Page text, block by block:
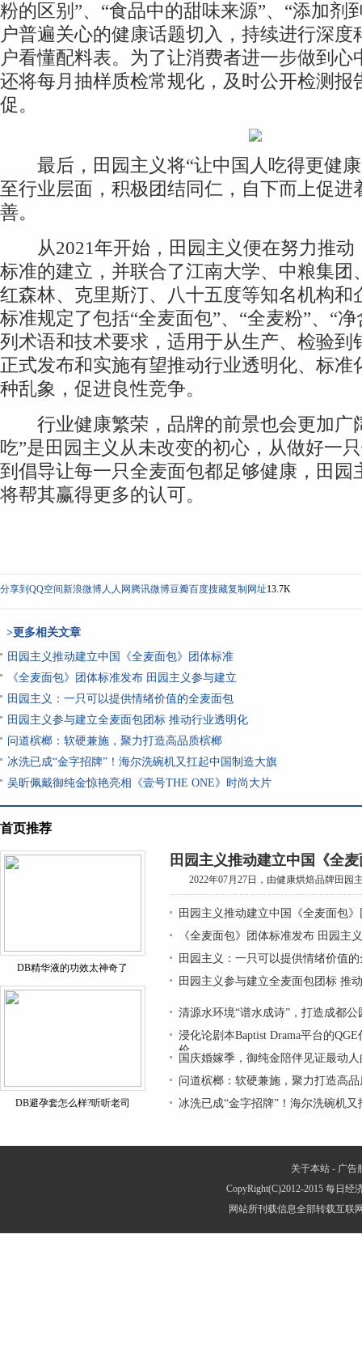
粉的区别”、“食品中的甜味来源”、“添加剂
户普遍关心的健康话题切入，持续进行深度
户看懂配料表。为了让消费者进一步做到心
还将每月抽样质检常规化，及时公开检测报
促。
最后，田园主义将“让中国人吃得更健康
至行业层面，积极团结同仁，自下而上促进
善。
从2021年开始，田园主义便在努力推动
标准的建立，并联合了江南大学、中粮集团
红森林、克里斯汀、八十五度等知名机构和
标准规定了包括“全麦面包”、“全麦粉”、“
列术语和技术要求，适用于从生产、检验到
正式发布和实施有望推动行业透明化、标准
种乱象，促进良性竞争。
行业健康繁荣，品牌的前景也会更加广
吃”是田园主义从未改变的初心，从做好一
到倡导让每一只全麦面包都足够健康，田园
将帮其赢得更多的认可。
分享到 QQ空间新浪微博人人网 腾讯微博豆瓣百度搜藏复制网址13.7K
>更多相关文章
田园主义推动建立中国《全麦面包》团体标准
《全麦面包》团体标准发布 田园主义参与建立
田园主义：一只可以提供情绪价值的全麦面包
田园主义参与建立全麦面包团标 推动行业透明化
问道槟榔：软硬兼施，聚力打造高品质槟榔
冰洗已成“金字招牌”！海尔洗碗机又扛起中国制造大旗
吴昕佩戴御纯金惊艳亮相《壹号THE ONE》时尚大片
首页推荐
DB精华液的功效太神奇了
DB避孕套怎么样?听听老司
田园主义推动建立中国《全
2022年07月27日，由健康烘焙品牌田园
田园主义推动建立中国《全麦面包
《全麦面包》团体标准发布 田园主
田园主义：一只可以提供情绪价值
田园主义参与建立全麦面包团标 推
清源水环境“谱水成诗”，打造成都
浸化论剧本Baptist Drama平台的
价
国庆婚嫁季，御纯金陪伴见证最动
问道槟榔：软硬兼施，聚力打造高
冰洗已成“金字招牌”！海尔洗碗机
关于本站 - 广告
CopyRight(C)2012-2015 每日经
网站所刊载信息全部转载互联